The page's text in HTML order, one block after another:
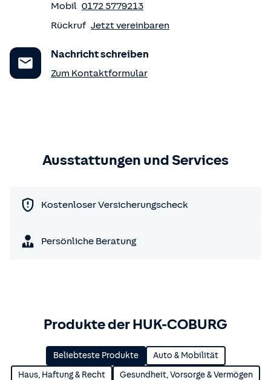
Mobil 0172 5779213
Rückruf Jetzt vereinbaren
Nachricht schreiben
Zum Kontaktformular
Ausstattungen und Services
Kostenloser Versicherungscheck
Persönliche Beratung
Produkte der HUK-COBURG
Beliebteste Produkte Auto & Mobilität
Haus, Haftung & Recht Gesundheit, Vorsorge & Vermögen